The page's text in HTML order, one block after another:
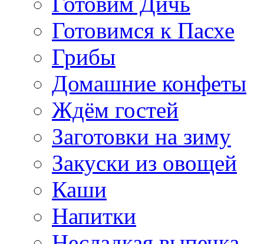
Готовимся к Пасхе
Грибы
Домашние конфеты
Ждём гостей
Заготовки на зиму
Закуски из овощей
Каши
Напитки